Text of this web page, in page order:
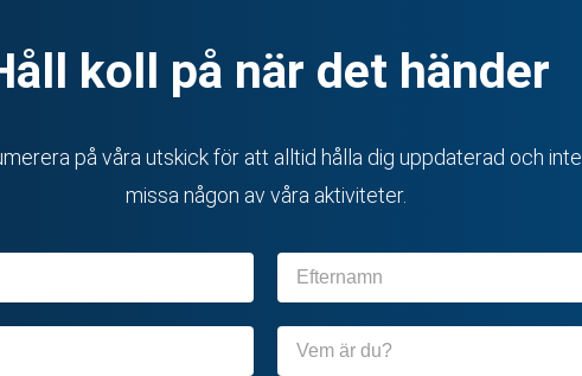
koll på när det händer
på våra utskick för att alltid hålla dig uppdaterad och inte
missa någon av våra aktiviteter.
Efternamn
Organisation